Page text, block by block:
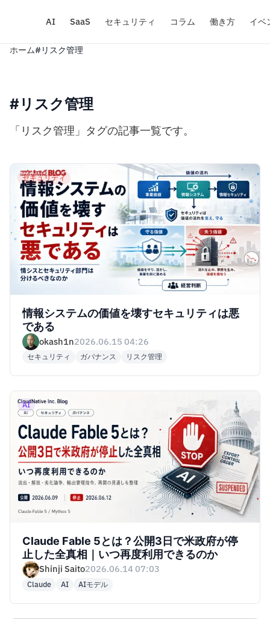
AI SaaS セキュリティ コラム 働き方 イベ
ホーム#リスク管理
#リスク管理
「リスク管理」タグの記事一覧です。
セキュリティ
情報システムの価値を壊すセキュリティは悪
である
okash1n2026.06.15 04:26
セキュリティ ガバナンス リスク管理
AI
Claude Fable 5とは？公開3日で米政府が停
止した全真相｜いつ再度利用できるのか
Shinji Saito2026.06.14 07:03
Claude AI AIモデル